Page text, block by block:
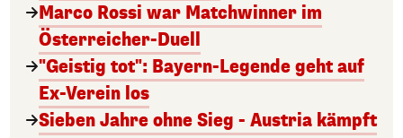
Marco Rossi war Matchwinner im
Österreicher-Duell
"Geistig tot": Bayern-Legende geht auf
Ex-Verein los
Sieben Jahre ohne Sieg - Austria kämpft